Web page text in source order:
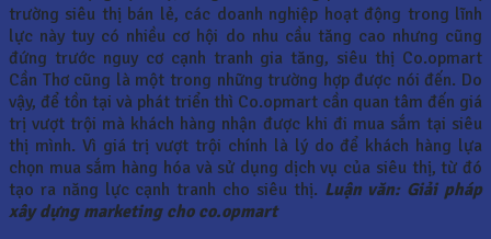
trường siêu thị bán lẻ, các doanh nghiệp hoạt động trong lĩnh
lực này tuy có nhiều cơ hội do nhu cầu tăng cao nhưng cũng
đứng trước nguy cơ cạnh tranh gia tăng, siêu thị Co.opmart
Cần Thơ cũng là một trong những trường hợp được nói đến. Do
vậy, để tồn tại và phát triển thì Co.opmart cần quan tâm đến giá
trị vượt trội mà khách hàng nhận được khi đi mua sắm tại siêu
thị mình. Vì giá trị vượt trội chính là lý do để khách hàng lựa
chọn mua sắm hàng hóa và sử dụng dịch vụ của siêu thị, từ đó
tạo ra năng lực cạnh tranh cho siêu thị. Luận văn: Giải pháp
xây dựng marketing cho co.opmart